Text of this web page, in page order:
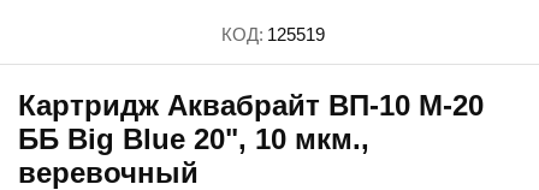
КОД: 125519
Картридж Аквабрайт ВП-10 М-20
ББ Big Blue 20", 10 мкм.,
веревочный